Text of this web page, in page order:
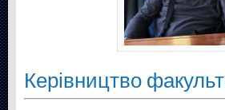
Керівництво